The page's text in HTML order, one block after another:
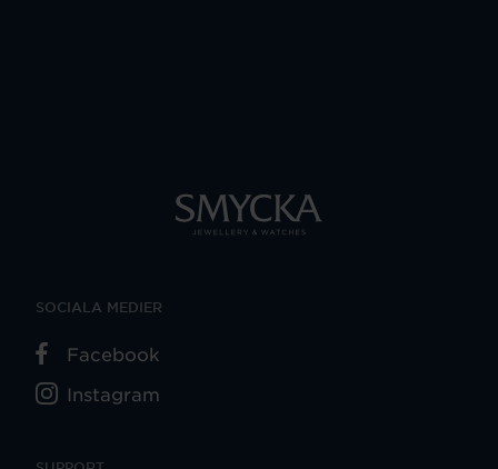
SOCIALA MEDIER
Facebook
Instagram